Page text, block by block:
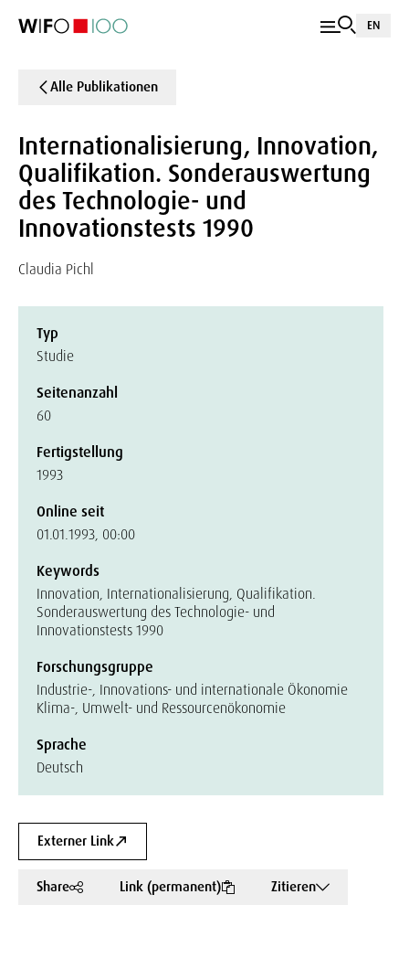
EN
Alle Publikationen
Internationalisierung, Innovation,
Qualifikation. Sonderauswertung
des Technologie- und
Innovationstests 1990
Claudia Pichl
Typ
Studie
Seitenanzahl
60
Fertigstellung
1993
Online seit
01.01.1993, 00:00
Keywords
Innovation, Internationalisierung, Qualifikation.
Sonderauswertung des Technologie- und
Innovationstests 1990
Forschungsgruppe
Industrie-, Innovations- und internationale Ökonomie
Klima-, Umwelt- und Ressourcenökonomie
Sprache
Deutsch
Externer Link
Share Link (permanent) Zitieren